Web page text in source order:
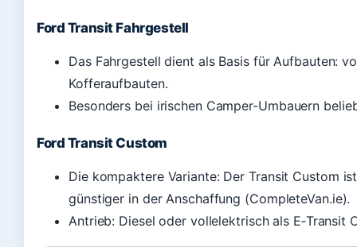
Ford Transit Fahrgestell
Das Fahrgestell dient als Basis für Aufbauten:
Kofferaufbauten.
Besonders bei irischen Camper‑Umbauern
Ford Transit Custom
Die kompaktere Variante: Der Transit Custom
günstiger in der Anschaffung (CompleteVan.ie).
Antrieb: Diesel oder vollelektrisch als E‑Transit